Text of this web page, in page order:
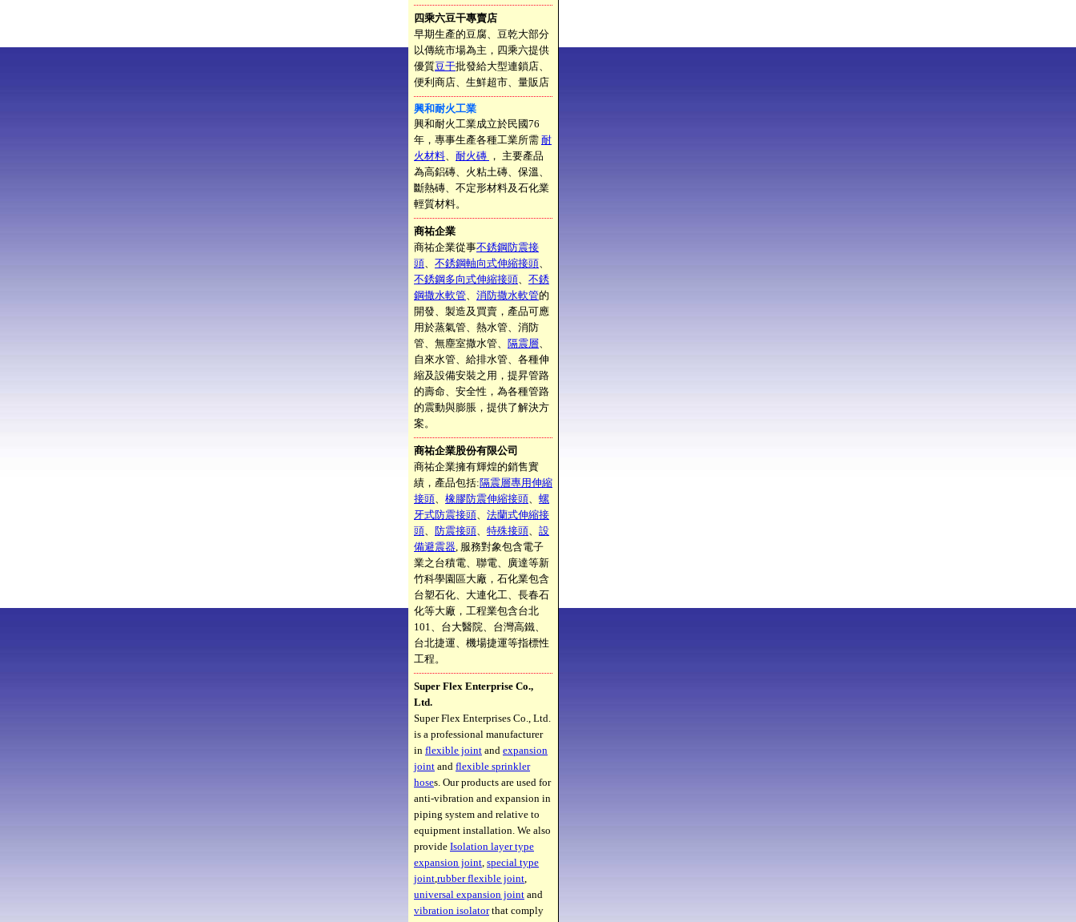
四乘六豆干專賣店
早期生產的豆腐、豆乾大部分
以傳統市場為主，四乘六提供
優質豆干批發給大型連鎖店、
便利商店、生鮮超市、量販店
興和耐火工業
興和耐火工業成立於民國76
年，專事生產各種工業所需 耐
火材料、 耐火磚 ， 主要產品
為高鋁磚、火粘土磚、保溫、
斷熱磚、不定形材料及石化業
輕質材料。
商祐企業
商祐企業從事不銹鋼防震接
頭、 不銹鋼軸向式伸縮接頭、
不銹鋼多向式伸縮接頭、 不銹
鋼撒水軟管、 消防撒水軟管的
開發、製造及買賣，產品可應
用於蒸氣管、熱水管、消防
管、無塵室撒水管、 隔震層、
自來水管、給排水管、各種伸
縮及設備安裝之用，提昇管路
的壽命、安全性，為各種管路
的震動與膨脹，提供了解決方
案。
商祐企業股份有限公司
商祐企業擁有輝煌的銷售實
績，產品包括:隔震層專用伸縮
接頭、 橡膠防震伸縮接頭、 螺
牙式防震接頭、 法蘭式伸縮接
頭、 防震接頭、 特殊接頭、 設
備避震器, 服務對象包含電子
業之台積電、聯電、廣達等新
竹科學園區大廠，石化業包含
台塑石化、大連化工、長春石
化等大廠，工程業包含台北
101、台大醫院、台灣高鐵、
台北捷運、機場捷運等指標性
工程。
Super Flex Enterprise Co.,
Ltd.
Super Flex Enterprises Co., Ltd.
is a professional manufacturer
in flexible joint and expansion
joint and flexible sprinkler
hoses. Our products are used for
anti-vibration and expansion in
piping system and relative to
equipment installation. We also
provide Isolation layer type
expansion joint, special type
joint,rubber flexible joint,
universal expansion joint and
vibration isolatorthat comply